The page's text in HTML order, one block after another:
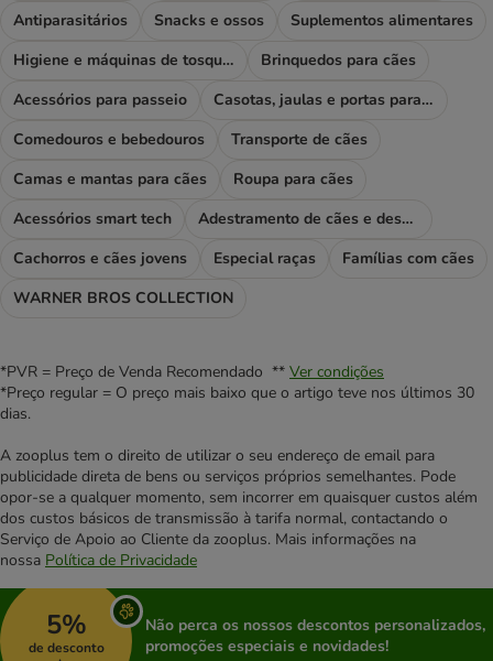
Antiparasitários
Snacks e ossos
Suplementos alimentares
Higiene e máquinas de tosquiar
Brinquedos para cães
Acessórios para passeio
Casotas, jaulas e portas para cães
Comedouros e bebedouros
Transporte de cães
Camas e mantas para cães
Roupa para cães
Acessórios smart tech
Adestramento de cães e desporto
Cachorros e cães jovens
Especial raças
Famílias com cães
WARNER BROS COLLECTION
*PVR = Preço de Venda Recomendado ** Ver condições
*Preço regular = O preço mais baixo que o artigo teve nos últimos 30
dias.
A zooplus tem o direito de utilizar o seu endereço de email para
publicidade direta de bens ou serviços próprios semelhantes. Pode
opor-se a qualquer momento, sem incorrer em quaisquer custos além
dos custos básicos de transmissão à tarifa normal, contactando o
Serviço de Apoio ao Cliente da zooplus. Mais informações na
nossa Política de Privacidade
5%
de desconto
Não perca os nossos descontos personalizados,
promoções especiais e novidades!